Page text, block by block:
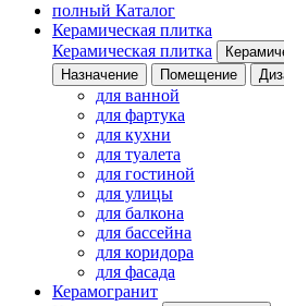
полный Каталог
Керамическая плитка
Керамическая плитка
Назначение
Помещение
для ванной
для фартука
для кухни
для туалета
для гостиной
для улицы
для балкона
для бассейна
для коридора
для фасада
Керамогранит